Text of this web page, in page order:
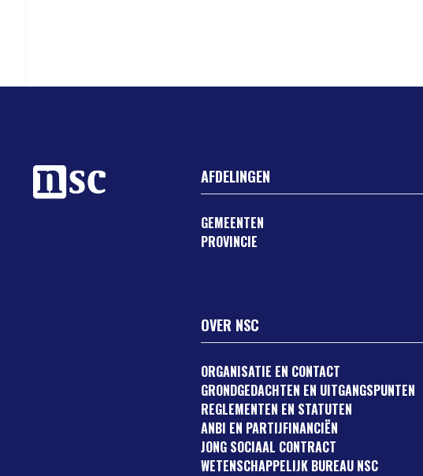
AFDELINGEN
GEMEENTEN
PROVINCIE
OVER NSC
ORGANISATIE EN CONTACT
GRONDGEDACHTEN EN UITGANGSPUNTEN
REGLEMENTEN EN STATUTEN
ANBI EN PARTIJFINANCIËN
JONG SOCIAAL CONTRACT
WETENSCHAPPELIJK BUREAU NSC